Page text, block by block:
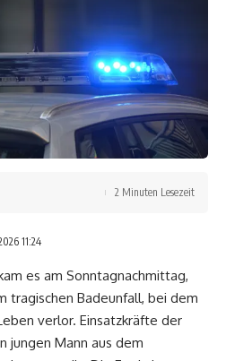
11:24
2 Minuten Lesezeit
es am Sonntagnachmittag,
tragischen Badeunfall, bei dem
verlor. Einsatzkräfte der
jungen Mann aus dem